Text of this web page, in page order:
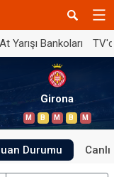
At Yarışı Bankoları
Girona
M B M B M
Durumu